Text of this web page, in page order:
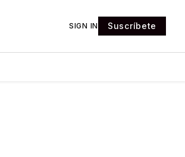
SIGN IN Suscríbete